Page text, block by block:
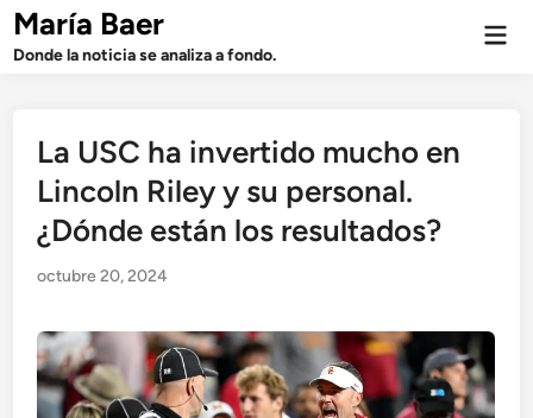
Saltar
contenido
María Baer
Donde la noticia se analiza a fondo.
La USC ha invertido mucho en
Lincoln Riley y su personal.
¿Dónde están los resultados?
octubre 20, 2024